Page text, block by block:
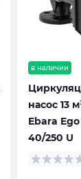
в наличии
насос 13
Ebara
40/250 U